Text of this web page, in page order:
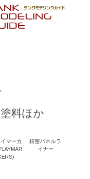
料ほか
マーカ
精密パネルラ
イナー